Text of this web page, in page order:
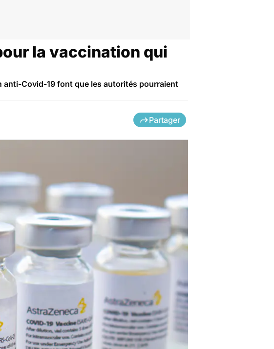
la vaccination qui
anti-Covid-19 font que les autorités pourraient
Partager